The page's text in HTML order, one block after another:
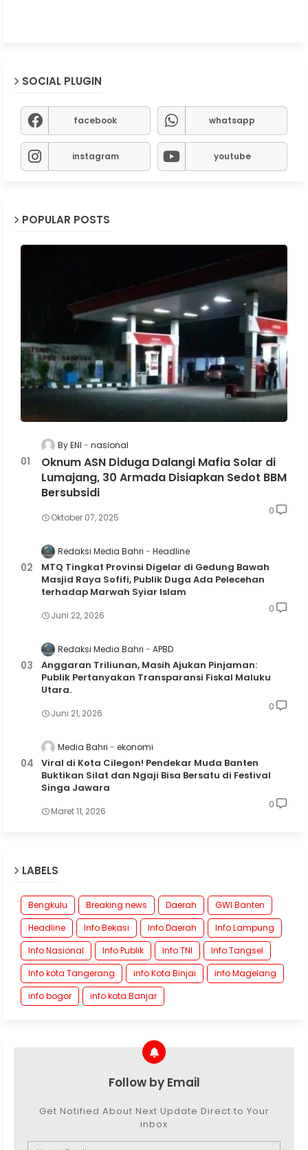
SOCIAL PLUGIN
facebook whatsapp
instagram youtube
POPULAR POSTS
By ENI nasional
Oknum ASN Diduga Dalangi Mafia Solar di
Lumajang, 30 Armada Disiapkan Sedot BBM
Bersubsidi
Oktober 07, 2025
0
Redaksi Media Bahri Headline
MTQ Tingkat Provinsi Digelar di Gedung Bawah
Masjid Raya Sofifi, Publik Duga Ada Pelecehan
terhadap Marwah Syiar Islam
Juni 22, 2026
0
Redaksi Media Bahri APBD
Anggaran Triliunan, Masih Ajukan Pinjaman:
Publik Pertanyakan Transparansi Fiskal Maluku
Utara.
Juni 21, 2026
0
Media Bahri ekonomi
Viral di Kota Cilegon! Pendekar Muda Banten
Buktikan Silat dan Ngaji Bisa Bersatu di Festival
Singa Jawara
Maret 11, 2026
0
LABELS
Bengkulu Breaking news Daerah
GWI Banten
Headline
Info Bekasi Info Daerah
Info Lampung
Info Nasional
Info Publik Info TNI
Info Tangsel
Info kota Tangerang
info Kota Binjai
info Magelang
info bogor
info kota Banjar
Follow by Email
Get Notified About Next Update Direct to Your
inbox